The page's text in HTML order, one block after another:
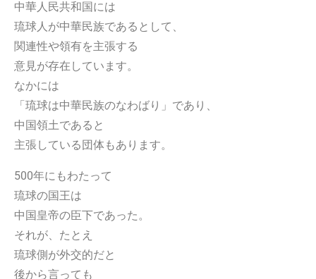
中華人民共和国には
琉球人が中華民族であるとして、
関連性や領有を主張する
意見が存在しています。
なかには
「琉球は中華民族のなわばり」であり、
中国領土であると
主張している団体もあります。
500年にもわたって
琉球の国王は
中国皇帝の臣下であった。
それが、たとえ
琉球側が外交的だと
後から言っても